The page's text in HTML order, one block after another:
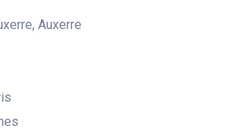
Auxerre